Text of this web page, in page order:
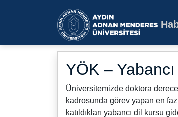
Aydın
YÖK –
Üniversitemizde doktora
kadrosunda görev yapan en
katıldıkları yabancı dil kursu